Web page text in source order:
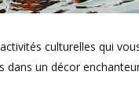
culturelles qui
dans un décor